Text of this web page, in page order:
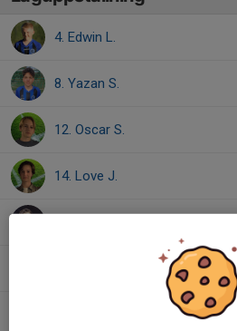
4. Edwin L.
8. Yazan S.
12. Oscar S.
14. Love J.